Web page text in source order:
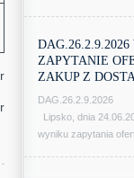
ZAPYTANIE
ZAKUP Z
Lipsko, dnia
wyniku zapytania